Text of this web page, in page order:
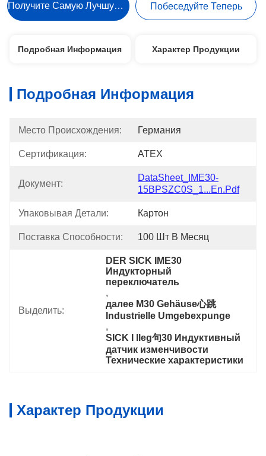
Получите Самую Лучшую Цену Побеседуйте Теперь
Подробная Информация Характер Продукции
Подробная Информация
Место Происхождения: Германия
Сертификация: ATEX
Документ:
DataSheet_IME30-
15BPSZC0S_1...en.pdf
Упаковывая Детали: Картон
Поставка Способности: 100 Шт В Месяц
Выделить:
DER SICK IME30
Индукторный
переключатель
,
далее M30 Gehäuse心跳
Industrielle Umgebexpunge
,
SICK I lleg句30 Индуктивный
датчик изменчивости
Технические характеристики
Характер Продукции